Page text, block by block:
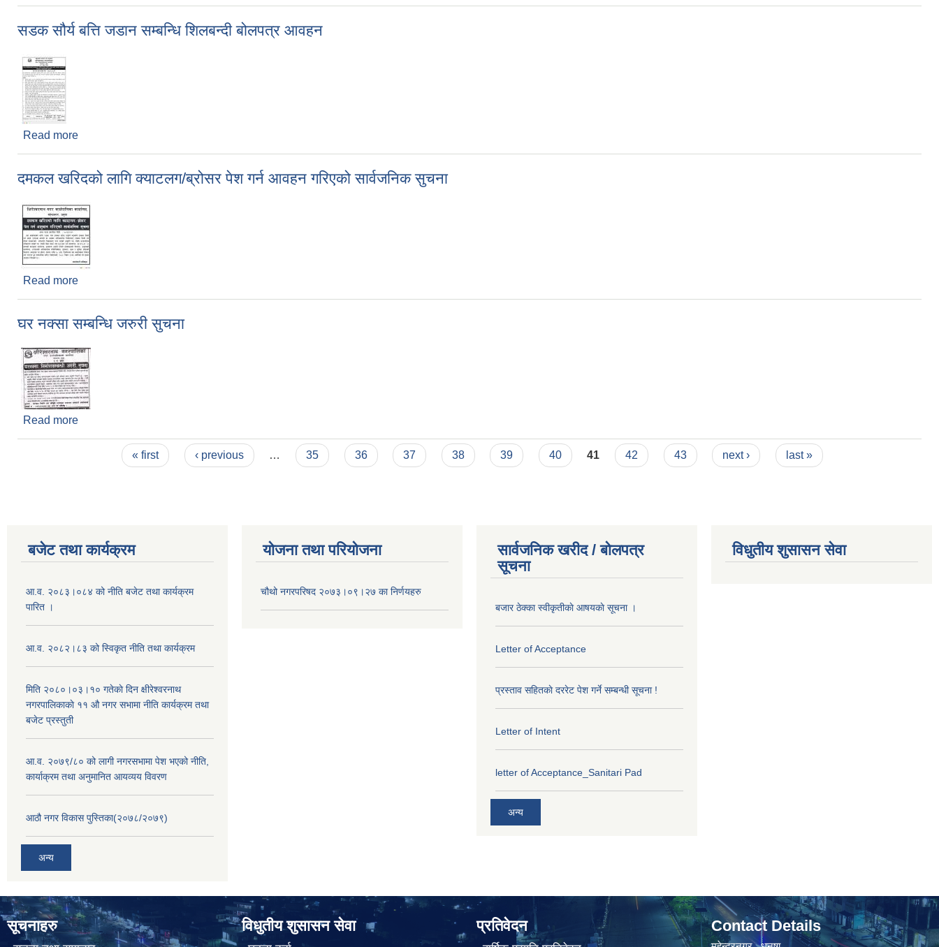
सडक सौर्य बत्ति जडान सम्बन्धि शिलबन्दी बोलपत्र आवहन
Read more
दमकल खरिदको लागि क्याटलग/ब्रोसर पेश गर्न आवहन गरिएको सार्वजनिक सुचना
Read more
घर नक्सा सम्बन्धि जरुरी सुचना
Read more
« first ‹ previous … 35 36 37 38 39 40 41 42 43 next › last »
बजेट तथा कार्यक्रम
आ.व. २०८३।०८४ को नीति बजेट तथा कार्यक्रम
पारित ।
आ.व. २०८२।८३ को स्विकृत नीति तथा कार्यक्रम
मिति २०८०।०३।१० गतेकाे दिन क्षीरेश्वरनाथ
नगरपालिकाकाे ११ ‍औ नगर सभामा नीति कार्यक्रम तथा
बजेट प्रस्तुती
आ.व. २०७९/८० को लागी नगरसभामा पेश भएको नीति,
कार्याक्रम तथा अनुमानित आयव्यय विवरण
आठौ नगर विकास पुस्तिका(२०७८/२०७९)
अन्य
योजना तथा परियोजना
चौथो नगरपरिषद २०७३।०९।२७ का निर्णयहरु
सार्वजनिक खरीद / बोलपत्र
सूचना
बजार ठेक्का स्वीकृतीकाे आषयकाे सूचना ।
Letter of Acceptance
प्रस्ताव सहितकाे दररेट पेश गर्ने सम्बन्धी सूचना !
Letter of Intent
letter of Acceptance_Sanitari Pad
अन्य
विधुतीय शुसासन सेवा
सूचनाहरु विधुतीय शुसासन सेवा प्रतिवेदन Contact Details